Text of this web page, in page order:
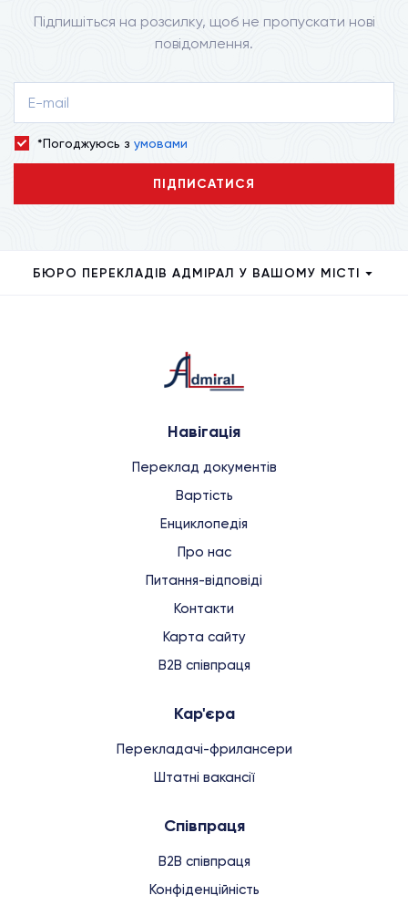
Підпишіться на розсилку, щоб не пропускати нові
повідомлення.
*Погоджуюсь з умовами
ПІДПИСАТИСЯ
БЮРО ПЕРЕКЛАДІВ АДМІРАЛ У ВАШОМУ МІСТІ
Навігація
Переклад документів
Вартість
Енциклопедія
Про нас
Питання-відповіді
Контакти
Карта сайту
B2B співпраця
Кар'єра
Перекладачі-фрилансери
Штатні вакансії
Співпраця
B2B співпраця
Конфіденційність